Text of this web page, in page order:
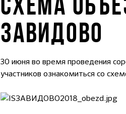
ЗАВИДОВО
30 июня во время проведения
участников ознакомиться со